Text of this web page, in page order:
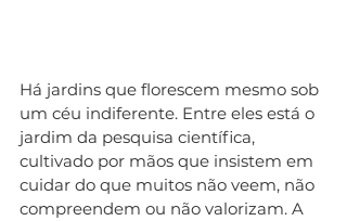
Há jardins que florescem mesmo sob
um céu indiferente. Entre eles está o
jardim da pesquisa científica,
cultivado por mãos que insistem em
cuidar do que muitos não veem, não
compreendem ou não valorizam. A